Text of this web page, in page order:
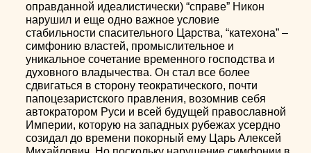
оправданной идеалистически) “справе” Никон
нарушил и еще одно важное условие
стабильности спасительного Царства, “катехона” –
симфонию властей, промыслительное и
уникальное сочетание временного господства и
духовного владычества. Он стал все более
сдвигаться в сторону теократического, почти
папоцезаристского правления, возомнив себя
автократором Руси и всей будущей православной
Империи, которую на западных рубежах усердно
созидал до времени покорный ему Царь Алексей